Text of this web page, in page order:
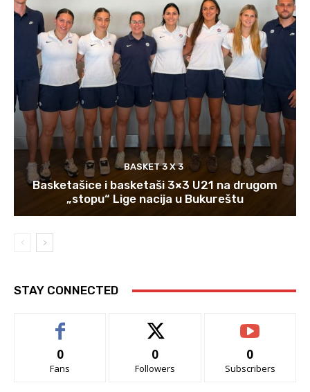
BASKET 3 X 3
Basketašice i basketaši 3×3 U21 na drugom
„stopu“ Lige nacija u Bukureštu
STAY CONNECTED
0
Fans
0
Followers
0
Subscribers